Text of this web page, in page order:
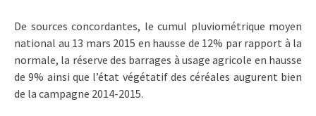
De sources concordantes, le cumul pluviométrique moyen
national au 13 mars 2015 en hausse de 12% par rapport à la
normale, la réserve des barrages à usage agricole en hausse
de 9% ainsi que l’état végétatif des céréales augurent bien
de la campagne 2014-2015.